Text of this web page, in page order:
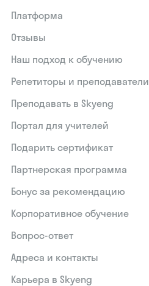
Платформа
Отзывы
Наш подход к обучению
Репетиторы и преподаватели
Преподавать в Skyeng
Портал для учителей
Подарить сертификат
Партнерская программа
Бонус за рекомендацию
Корпоративное обучение
Вопрос-ответ
Адреса и контакты
Карьера в Skyeng